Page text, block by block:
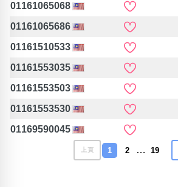
01161065068
01161065686
01161510533
01161553035
01161553503
01161553530
01169590045
上頁 1 2 … 19